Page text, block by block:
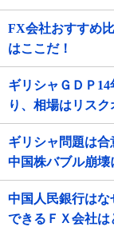
FX会社おすすめ
はここだ！
ギリシャＧＤＰ
り、相場はリスク
ギリシャ問題は合
中国株バブル崩壊
中国人民銀行はな
できるＦＸ会社は